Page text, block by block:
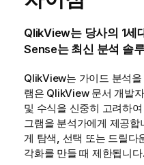
QlikView는 당사의 1세
Sense는 최신 분석 솔
QlikView는 가이드 분석
램은 QlikView문서 개발
및 수식을 신중히 고려하
그램을 분석가에게 제공
게 탐색, 선택 또는 드릴다
각화를 만들 때 제한됩니다.